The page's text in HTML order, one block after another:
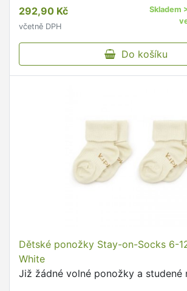
292,90 Kč
včetně DPH
Skladem
Do košíku
Dětské ponožky Stay-on-Socks 6-
White
Již žádné volné ponožky a studené